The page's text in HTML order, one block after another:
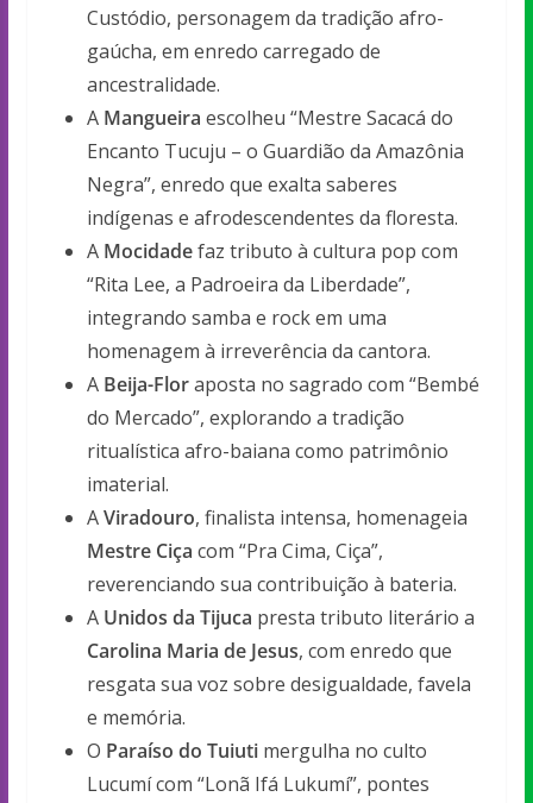
Custódio, personagem da tradição afro-
gaúcha, em enredo carregado de
ancestralidade.
A Mangueira escolheu “Mestre Sacacá do
Encanto Tucuju – o Guardião da Amazônia
Negra”, enredo que exalta saberes
indígenas e afrodescendentes da floresta.
A Mocidadefaz tributo à cultura pop com
“Rita Lee, a Padroeira da Liberdade”,
integrando samba e rock em uma
homenagem à irreverência da cantora.
A Beija-Floraposta no sagrado com “Bembé
do Mercado”, explorando a tradição
ritualística afro-baiana como patrimônio
imaterial.
AViradouro, finalista intensa, homenageia
Mestre Ciça com “Pra Cima, Ciça”,
reverenciando sua contribuição à bateria.
A Unidos da Tijuca presta tributo literário a
Carolina Maria de Jesus, com enredo que
resgata sua voz sobre desigualdade, favela
e memória.
O Paraíso do Tuiutimergulha no culto
Lucumí com “Lonã Ifá Lukumí”, pontes